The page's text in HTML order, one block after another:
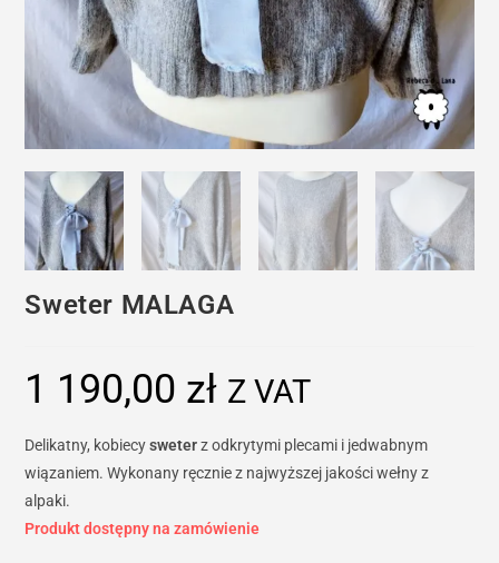
Sweter MALAGA
1 190,00 zł Z VAT
Delikatny, kobiecysweterz odkrytymi plecami i jedwabnym
wiązaniem. Wykonany ręcznie z najwyższej jakości wełny z
alpaki.
Produkt dostępny na zamówienie